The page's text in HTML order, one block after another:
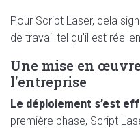
Pour Script Laser, cela
de travail tel qu'il est
Une mise en
l'entreprise
Le déploiement s’est
première phase, Script